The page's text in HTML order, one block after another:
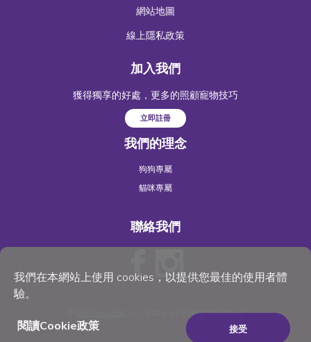
我們在本網站上使用 cookies，以提供您最佳的使用者體
驗。
閱讀Cookie政策 接受
網站地圖
線上隱私政策
加入我們
獲得獨享的好處，更多的照顧寵物技巧
立即註冊
我們的理念
狗狗專屬
貓咪專屬
聯絡我們
, LLC 2023. All Rights Reserved